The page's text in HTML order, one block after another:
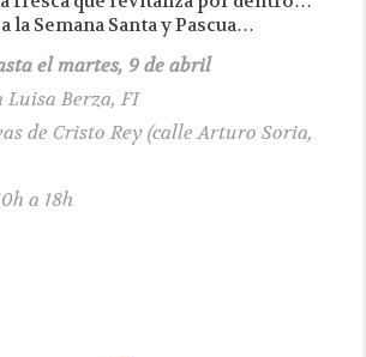
la Semana Santa y Pascua…
el martes, 9 de abril
Berza, FI
de Cristo Rey (calle Arturo Soria,
a 18h